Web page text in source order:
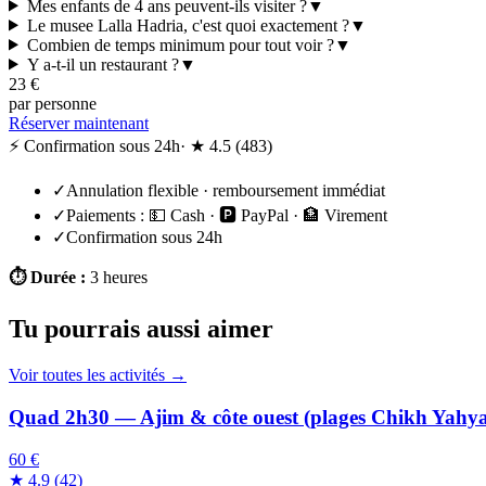
Mes enfants de 4 ans peuvent-ils visiter ?▼
Le musee Lalla Hadria, c'est quoi exactement ?▼
Combien de temps minimum pour tout voir ?▼
Y a-t-il un restaurant ?▼
23 €
par personne
Réserver maintenant
⚡ Confirmation sous 24h· ★ 4.5 (483)
✓Annulation flexible · remboursement immédiat
✓Paiements : 💵 Cash · 🅿️ PayPal · 🏦 Virement
✓Confirmation sous 24h
⏱Durée : 3 heures
Tu pourrais aussi aimer
Voir toutes les activités →
Quad 2h30 — Ajim & côte ouest (plages Chikh
60 €
★ 4.9 (42)